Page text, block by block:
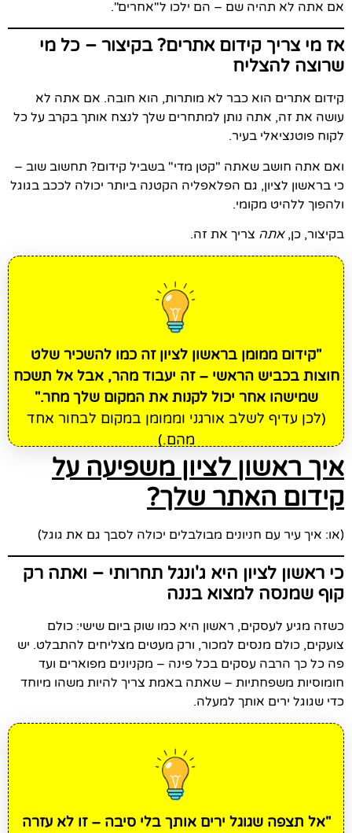
אם אתה לא תהיה שם – הם ילכו ל"אחרים".
אז מי צריך קידום אתרים? בקיצור – כל מי
שרוצה להצליח
קידום אתרים הוא כבר לא מותרות, הוא חובה. אם אתה לא
עושה את זה, אתה נותן למתחרים שלך לנצח אותך בקרב על כל
לקוח פוטנציאלי בעיר.
ואם אתה חושב שאתה "קטן מדי" בשביל קידום? תחשוב שוב –
כי בראשון לציון, גם הפלאפליה הקטנה ביותר יכולה לככב בגוגל
ולהפוך ללהיט מקומי.
בקיצור, כן,אתה צריך את זה.
"קידום ממומן בראשון לציון זה כמו להשכיר שלט
חוצות בכביש הראשי – זה יעבוד מהר, אבל אל תשכח
שמישהו אחר יכול לקנות את המקום שלך מחר."
(לכן עדיף לשלב אורגני וממומן במקום לבחור אחד
מהם.)
איך ראשון לציון משפיעה על
קידום האתר שלך?
(או: איך עיר עם חניונים מבולבלים יכולה לסבך גם את גוגל)
כי ראשון לציון היא ג'ונגל תחרותי – ואתה רק
קוף שמנסה למצוא בננה
כשזה מגיע לעסקים, ראשון היא כמו שוק ביום שישי: כולם
צועקים, כולם מנסים למכור, ורק מעטים מצליחים להתבלט. יש
פה כל כך הרבה עסקים בכל פינה – מקניונים מפוארים ועד
חומוסיות משפחתיות – שאתה באמת צריך להיות משהו מיוחד
כדי שגוגל ירים אותך למעלה.
"אל תצפה שגוגל ירים אותך בלי סיבה – זו לא עזרה